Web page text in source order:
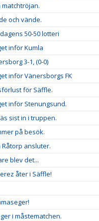
och vände.
50-50 lotteri
inför Kumla
3-1, (0-0)
inför Vänersborgs FK
för Säffle.
inför Stenungsund.
sist in i truppen.
på besök.
ansluter.
blev det...
åter i Säffle!
i måstematchen.